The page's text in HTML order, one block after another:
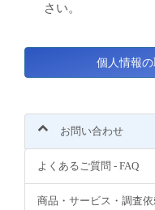
さい。
お問い合わせ
よくあるご質問 - FAQ
商品・サービス・調査